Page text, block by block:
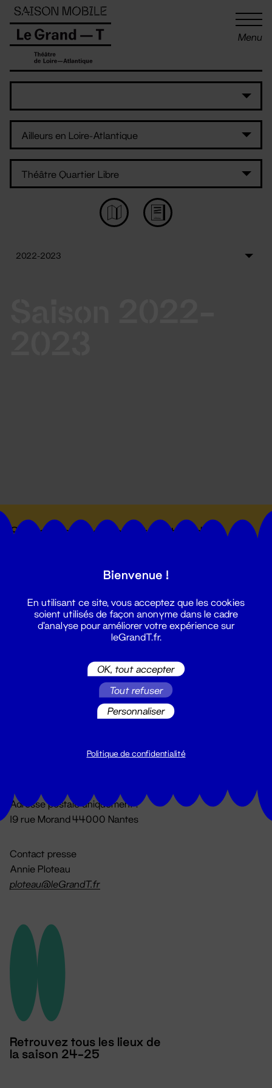
Menu
Suivez toutes les actualités du
Du lundi au vendredi 14h → 18h
Adresse postale uniquement :
19 rue Morand 44000 Nantes
Contact presse
Annie Ploteau
ploteau@leGrandT.fr
Retrouvez tous les lieux de
la saison 24-25
Panneau de gestion des cookies
Bienvenue !
En utilisant ce site, vous acceptez que les cookies
soient utilisés de façon anonyme dans le cadre
d'analyse pour améliorer votre expérience sur
leGrandT.fr.
OK, tout accepter
Tout refuser
Personnaliser
Politique de confidentialité